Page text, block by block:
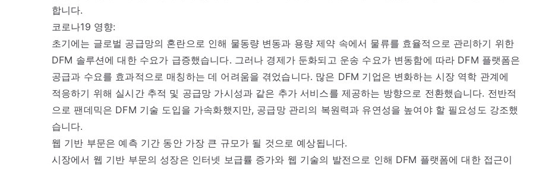
합니다.
코로나19 영향:
초기에는 글로벌 공급망의 혼란으로 인해 물동량 변동과 용량 제약 속에서 물류를 효율적으로 관리하기 위한
DFM 솔루션에 대한 수요가 급증했습니다. 그러나 경제가 둔화되고 운송 수요가 변동함에 따라 DFM 플랫폼은
공급과 수요를 효과적으로 매칭하는 데 어려움을 겪었습니다. 많은 DFM 기업은 변화하는 시장 역학 관계에
적응하기 위해 실시간 추적 및 공급망 가시성과 같은 추가 서비스를 제공하는 방향으로 전환했습니다. 전반적
으로 팬데믹은 DFM 기술 도입을 가속화했지만, 공급망 관리의 복원력과 유연성을 높여야 할 필요성도 강조했
습니다.
웹 기반 부문은 예측 기간 동안 가장 큰 규모가 될 것으로 예상됩니다.
시장에서 웹 기반 부문의 성장은 인터넷 보급률 증가와 웹 기술의 발전으로 인해 DFM 플랫폼에 대한 접근이